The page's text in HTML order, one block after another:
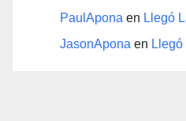
PaulApona en Llegó
JasonApona en